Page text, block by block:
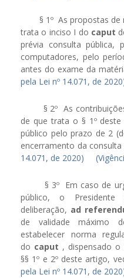
§ 1º As propostas de
trata o inciso I do caput
prévia consulta pública,
computadores, pelo
antes do exame da
pela Lei nº 14.071, de
§ 2º As contribuições
de que trata o § 1º
público pelo prazo de 2
encerramento da
14.071, de 2020)
§ 3º Em caso de
público, o
deliberação, ad
de validade máximo
estabelecer norma
do caput , dispensado
§§ 1º e 2º deste artigo,
pela Lei nº 14.071, de